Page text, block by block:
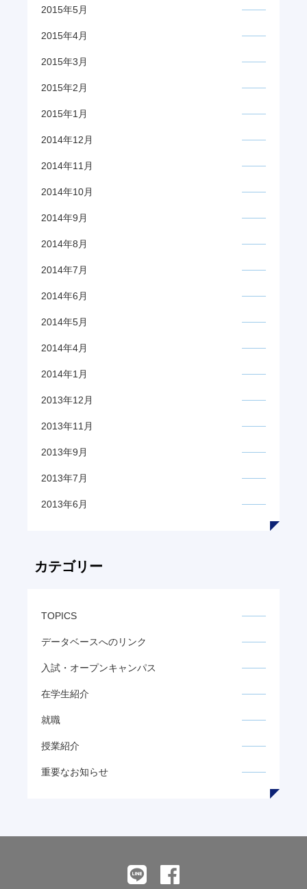
2015年5月
2015年4月
2015年3月
2015年2月
2015年1月
2014年12月
2014年11月
2014年10月
2014年9月
2014年8月
2014年7月
2014年6月
2014年5月
2014年4月
2014年1月
2013年12月
2013年11月
2013年9月
2013年7月
2013年6月
カテゴリー
TOPICS
データベースへのリンク
入試・オープンキャンパス
在学生紹介
就職
授業紹介
重要なお知らせ